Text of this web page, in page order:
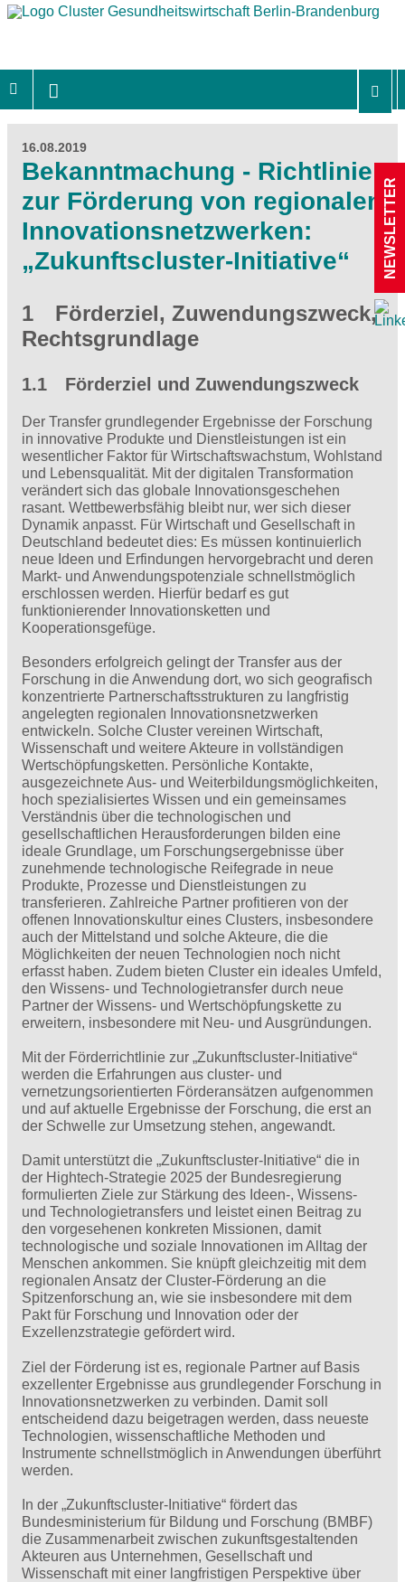
16.08.2019
Bekanntmachung - Richtlinie
zur Förderung von regionalen
Innovationsnetzwerken:
„Zukunftscluster-Initiative“
1 Förderziel, Zuwendungszweck,
Rechtsgrundlage
1.1 Förderziel und Zuwendungszweck
Der Transfer grundlegender Ergebnisse der Forschung
in innovative Produkte und Dienstleistungen ist ein
wesentlicher Faktor für Wirtschaftswachstum, Wohlstand
und Lebensqualität. Mit der digitalen Transformation
verändert sich das globale Innovationsgeschehen
rasant. Wettbewerbsfähig bleibt nur, wer sich dieser
Dynamik anpasst. Für Wirtschaft und Gesellschaft in
Deutschland bedeutet dies: Es müssen kontinuierlich
neue Ideen und Erfindungen hervorgebracht und deren
Markt- und Anwendungspotenziale schnellstmöglich
erschlossen werden. Hierfür bedarf es gut
funktionierender Innovationsketten und
Kooperationsgefüge.
Besonders erfolgreich gelingt der Transfer aus der
Forschung in die Anwendung dort, wo sich geografisch
konzentrierte Partnerschaftsstrukturen zu langfristig
angelegten regionalen Innovationsnetzwerken
entwickeln. Solche Cluster vereinen Wirtschaft,
Wissenschaft und weitere Akteure in vollständigen
Wertschöpfungsketten. Persönliche Kontakte,
ausgezeichnete Aus- und Weiterbildungsmöglichkeiten,
hoch spezialisiertes Wissen und ein gemeinsames
Verständnis über die technologischen und
gesellschaftlichen Herausforderungen bilden eine
ideale Grundlage, um Forschungsergebnisse über
zunehmende technologische Reifegrade in neue
Produkte, Prozesse und Dienstleistungen zu
transferieren. Zahlreiche Partner profitieren von der
offenen Innovationskultur eines Clusters, insbesondere
auch der Mittelstand und solche Akteure, die die
Möglichkeiten der neuen Technologien noch nicht
erfasst haben. Zudem bieten Cluster ein ideales Umfeld,
den Wissens- und Technologietransfer durch neue
Partner der Wissens- und Wertschöpfungskette zu
erweitern, insbesondere mit Neu- und Ausgründungen.
Mit der Förderrichtlinie zur „Zukunftscluster-Initiative“
werden die Erfahrungen aus cluster- und
vernetzungsorientierten Förderansätzen aufgenommen
und auf aktuelle Ergebnisse der Forschung, die erst an
der Schwelle zur Umsetzung stehen, angewandt.
Damit unterstützt die „Zukunftscluster-Initiative“ die in
der Hightech-Strategie 2025 der Bundesregierung
formulierten Ziele zur Stärkung des Ideen-, Wissens-
und Technologietransfers und leistet einen Beitrag zu
den vorgesehenen konkreten Missionen, damit
technologische und soziale Innovationen im Alltag der
Menschen ankommen. Sie knüpft gleichzeitig mit dem
regionalen Ansatz der Cluster-Förderung an die
Spitzenforschung an, wie sie insbesondere mit dem
Pakt für Forschung und Innovation oder der
Exzellenzstrategie gefördert wird.
Ziel der Förderung ist es, regionale Partner auf Basis
exzellenter Ergebnisse aus grundlegender Forschung in
Innovationsnetzwerken zu verbinden. Damit soll
entscheidend dazu beigetragen werden, dass neueste
Technologien, wissenschaftliche Methoden und
Instrumente schnellstmöglich in Anwendungen überführt
werden.
In der „Zukunftscluster-Initiative“ fördert das
Bundesministerium für Bildung und Forschung (BMBF)
die Zusammenarbeit zwischen zukunftsgestaltenden
Akteuren aus Unternehmen, Gesellschaft und
Wissenschaft mit einer langfristigen Perspektive über
NEWSLETTER